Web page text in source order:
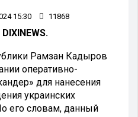
15:30 11868
Рамзан Кадыров
оперативно-
для нанесения
украинских
его словам, данный